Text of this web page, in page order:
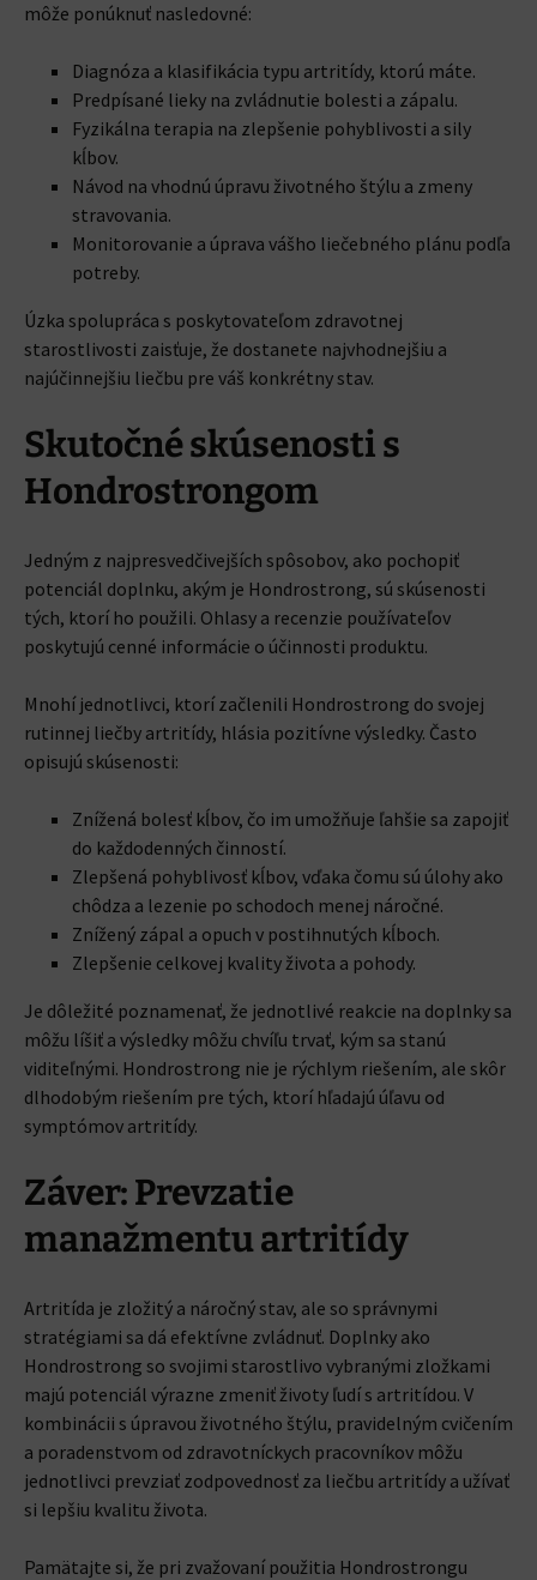
môže ponúknuť nasledovné:
Diagnóza a klasifikácia typu artritídy, ktorú máte.
Predpísané lieky na zvládnutie bolesti a zápalu.
Fyzikálna terapia na zlepšenie pohyblivosti a sily
kĺbov.
Návod na vhodnú úpravu životného štýlu a zmeny
stravovania.
Monitorovanie a úprava vášho liečebného plánu podľa
potreby.
Úzka spolupráca s poskytovateľom zdravotnej
starostlivosti zaisťuje, že dostanete najvhodnejšiu a
najúčinnejšiu liečbu pre váš konkrétny stav.
Skutočné skúsenosti s
Hondrostrongom
Jedným z najpresvedčivejších spôsobov, ako pochopiť
potenciál doplnku, akým je Hondrostrong, sú skúsenosti
tých, ktorí ho použili. Ohlasy a recenzie používateľov
poskytujú cenné informácie o účinnosti produktu.
Mnohí jednotlivci, ktorí začlenili Hondrostrong do svojej
rutinnej liečby artritídy, hlásia pozitívne výsledky. Často
opisujú skúsenosti:
Znížená bolesť kĺbov, čo im umožňuje ľahšie sa zapojiť
do každodenných činností.
Zlepšená pohyblivosť kĺbov, vďaka čomu sú úlohy ako
chôdza a lezenie po schodoch menej náročné.
Znížený zápal a opuch v postihnutých kĺboch.
Zlepšenie celkovej kvality života a pohody.
Je dôležité poznamenať, že jednotlivé reakcie na doplnky sa
môžu líšiť a výsledky môžu chvíľu trvať, kým sa stanú
viditeľnými. Hondrostrong nie je rýchlym riešením, ale skôr
dlhodobým riešením pre tých, ktorí hľadajú úľavu od
symptómov artritídy.
Záver: Prevzatie
manažmentu artritídy
Artritída je zložitý a náročný stav, ale so správnymi
stratégiami sa dá efektívne zvládnuť. Doplnky ako
Hondrostrong so svojimi starostlivo vybranými zložkami
majú potenciál výrazne zmeniť životy ľudí s artritídou. V
kombinácii s úpravou životného štýlu, pravidelným cvičením
a poradenstvom od zdravotníckych pracovníkov môžu
jednotlivci prevziať zodpovednosť za liečbu artritídy a užívať
si lepšiu kvalitu života.
Pamätajte si, že pri zvažovaní použitia Hondrostrongu